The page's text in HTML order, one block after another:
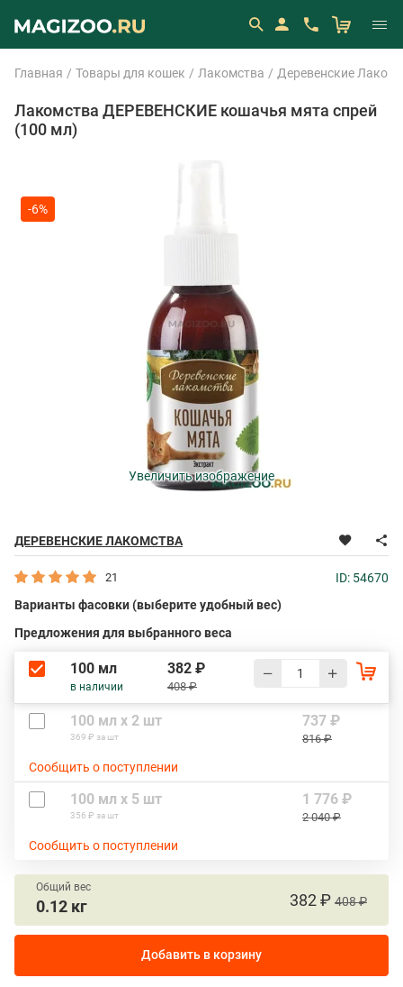
Главная Товары для кошек Лакомства Деревенские
Лакомства ДЕРЕВЕНСКИЕ кошачья мята спрей
(100 мл)
ДЕРЕВЕНСКИЕ ЛАКОМСТВА
-6%
Увеличить изображение
21
ID: 54670
Варианты фасовки (выберите удобный вес)
Предложения для выбранного веса
100 мл
в наличии
382 ₽
408 ₽
100 мл х 2 шт
369 ₽ за шт
737 ₽
816 ₽
Сообщить о поступлении
100 мл х 5 шт
356 ₽ за шт
1 776 ₽
2 040 ₽
Сообщить о поступлении
Общий вес
0.12 кг 382 ₽ 408 ₽
Добавить в корзину